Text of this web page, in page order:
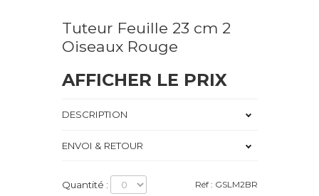
Tuteur Feuille 23 cm 2
Oiseaux Rouge
AFFICHER LE PRIX
DESCRIPTION
ENVOI & RETOUR
Quantité : Réf : GSLM2BR